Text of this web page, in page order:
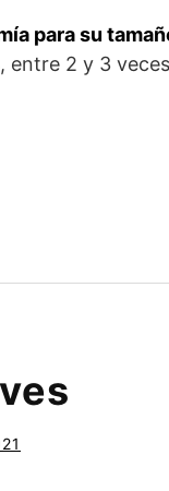
para su
entre 2 y 3